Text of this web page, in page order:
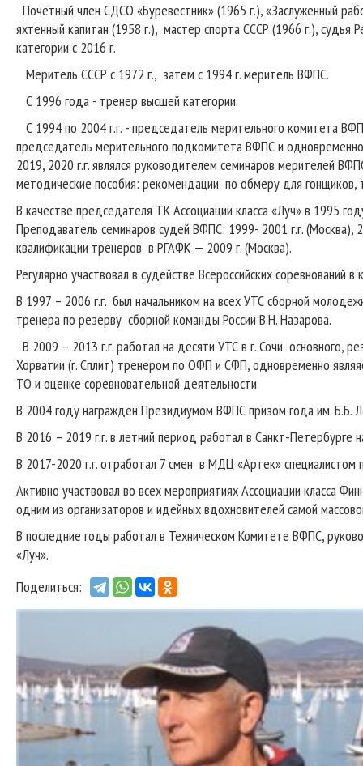
Почётный член СДСО «Буревестник» (1965 г.), «Заслуженный
яхтенный капитан (1958 г.), мастер спорта СССР (1966 г.), судья
категории с 2016 г.
Меритель СССР с 1972 г., затем с 1994 г. меритель ВФПС.
С 1996 года - тренер высшей категории.
С 1994 по 2004 г.г. - председатель мерительного комитета
председатель мерительного подкомитета ВФПС и
2019, 2020 г.г. являлся руководителем семинаров мерителей
методические пособия: рекомендации по обмеру для гонщиков,
В качестве председателя ТК Ассоциации класса «Луч» в 1995
Преподаватель семинаров судей ВФПС: 1999- 2001 г.г. (Москва),
квалификации тренеров в РГАФК — 2009 г. (Москва).
Регулярно участвовал в судействе Всероссийских соревнований
В 1997 – 2006 г.г. был начальником на всех УТС сборной
тренера по резерву сборной команды России В.Н. Назарова.
В 2009 – 2013 г.г. работал на десяти УТС в г. Сочи основного,
Хорватии (г. Сплит) тренером по ОФП и СФП, одновременно
ТО и оценке соревновательной деятельности
В 2004 году награжден Президиумом ВФПС призом года им. Б.Б.
В 2016 – 2019 г.г. в летний период работал в Санкт-
В 2017-2020 г.г. отработал 7 смен в МДЦ «Артек» специалистом
Активно участвовал во всех мероприятиях Ассоциации класса
одним из организаторов и идейных вдохновителей самой
В последние годы работал в Техническом Комитете ВФПС,
«Луч».
Поделиться: